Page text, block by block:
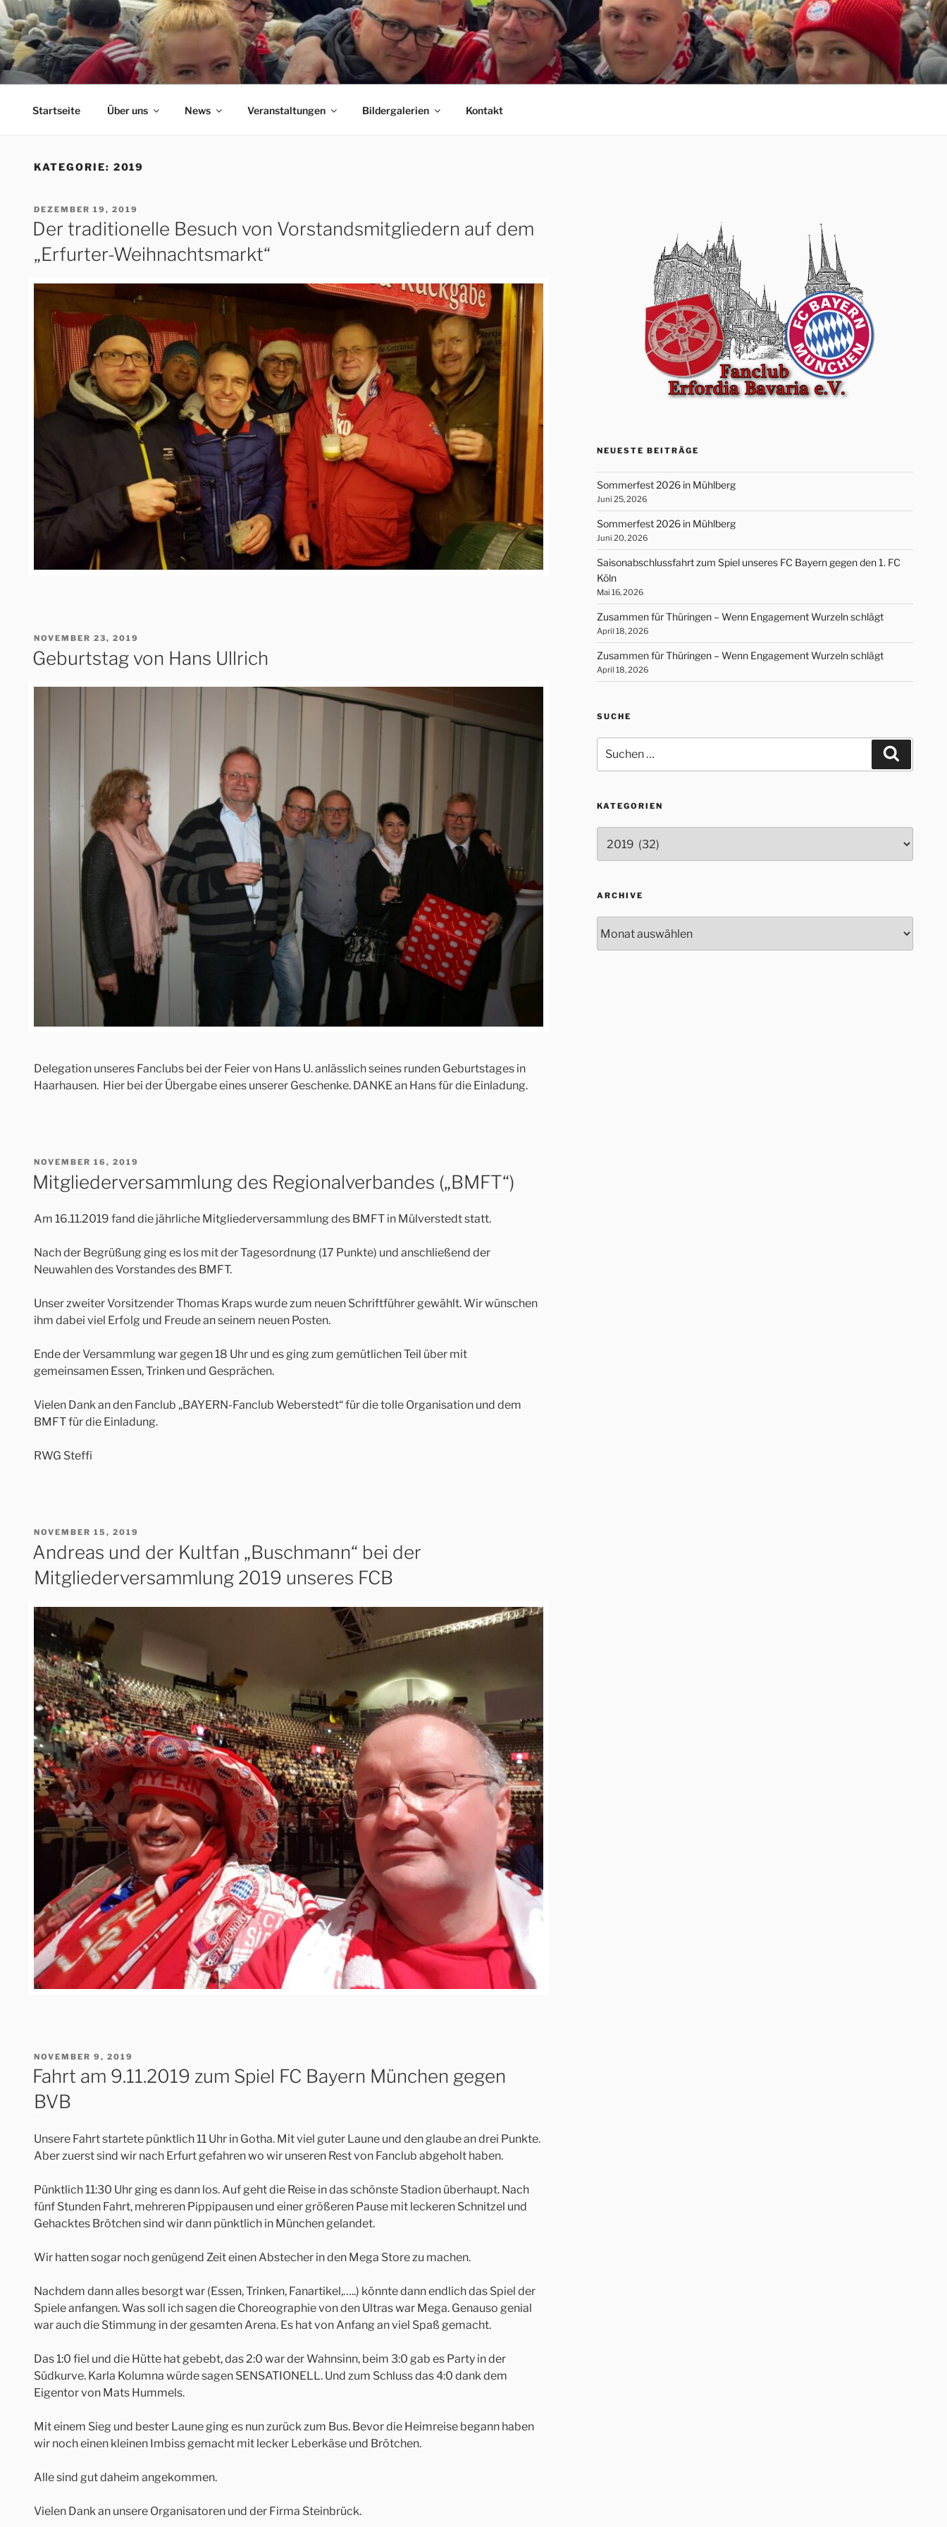
Zum
Inhalt
springen
ERFORDIA BAVARIA E.V.
Herzlich Willkommen auf der Homepage des Erfurter FC Bayern München Fanclubs Erfordia Bavaria e.V.
Startseite Über uns News Veranstaltungen Bildergalerien Kontakt
KATEGORIE: 2019
VERÖFFENTLICHT
AM
DEZEMBER 19, 2019
Der traditionelle Besuch von Vorstandsmitgliedern auf dem
„Erfurter-Weihnachtsmarkt“
VERÖFFENTLICHT
NOVEMBER 23, 2019
Geburtstag von Hans Ullrich
Delegation unseres Fanclubs bei der Feier von Hans U. anlässlich seines runden Geburtstages in
Haarhausen. Hier bei der Übergabe eines unserer Geschenke. DANKE an Hans für die Einladung.
VERÖFFENTLICHT
AM
NOVEMBER 16, 2019
Mitgliederversammlung des Regionalverbandes („BMFT“)
Am 16.11.2019 fand die jährliche Mitgliederversammlung des BMFT in Mülverstedt statt.
Nach der Begrüßung ging es los mit der Tagesordnung (17 Punkte) und anschließend der
Neuwahlen des Vorstandes des BMFT.
Unser zweiter Vorsitzender Thomas Kraps wurde zum neuen Schriftführer gewählt. Wir wünschen
ihm dabei viel Erfolg und Freude an seinem neuen Posten.
Ende der Versammlung war gegen 18 Uhr und es ging zum gemütlichen Teil über mit
gemeinsamen Essen, Trinken und Gesprächen.
Vielen Dank an den Fanclub „BAYERN-Fanclub Weberstedt“ für die tolle Organisation und dem
BMFT für die Einladung.
RWG Steffi
VERÖFFENTLICHT
AM
NOVEMBER 15, 2019
Andreas und der Kultfan „Buschmann“ bei der
Mitgliederversammlung 2019 unseres FCB
VERÖFFENTLICHT
AM
NOVEMBER 9, 2019
Fahrt am 9.11.2019 zum Spiel FC Bayern München gegen
BVB
Unsere Fahrt startete pünktlich 11 Uhr in Gotha. Mit viel guter Laune und den glaube an drei Punkte.
Aber zuerst sind wir nach Erfurt gefahren wo wir unseren Rest von Fanclub abgeholt haben.
Pünktlich 11:30 Uhr ging es dann los. Auf geht die Reise in das schönste Stadion überhaupt. Nach
fünf Stunden Fahrt, mehreren Pippipausen und einer größeren Pause mit leckeren Schnitzel und
Gehacktes Brötchen sind wir dann pünktlich in München gelandet.
Wir hatten sogar noch genügend Zeit einen Abstecher in den Mega Store zu machen.
Nachdem dann alles besorgt war (Essen, Trinken, Fanartikel,…..) könnte dann endlich das Spiel der
Spiele anfangen. Was soll ich sagen die Choreographie von den Ultras war Mega. Genauso genial
war auch die Stimmung in der gesamten Arena. Es hat von Anfang an viel Spaß gemacht.
Das 1:0 fiel und die Hütte hat gebebt, das 2:0 war der Wahnsinn, beim 3:0 gab es Party in der
Südkurve. Karla Kolumna würde sagen SENSATIONELL. Und zum Schluss das 4:0 dank dem
Eigentor von Mats Hummels.
Mit einem Sieg und bester Laune ging es nun zurück zum Bus. Bevor die Heimreise begann haben
wir noch einen kleinen Imbiss gemacht mit lecker Leberkäse und Brötchen.
Alle sind gut daheim angekommen.
Vielen Dank an unsere Organisatoren und der Firma Steinbrück.
NEUESTE BEITRÄGE
Sommerfest 2026 in Mühlberg
Juni 25, 2026
Sommerfest 2026 in Mühlberg
Juni 20, 2026
Saisonabschlussfahrt zum Spiel unseres FC Bayern gegen den 1. FC
Köln
Mai 16, 2026
Zusammen für Thüringen – Wenn Engagement Wurzeln schlägt
April 18, 2026
Zusammen für Thüringen – Wenn Engagement Wurzeln schlägt
April 18, 2026
SUCHE
nach:
KATEGORIEN
ARCHIVE